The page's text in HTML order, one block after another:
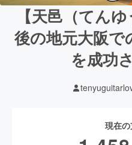
【天邑（てん
後の地元大阪
を成功
現在